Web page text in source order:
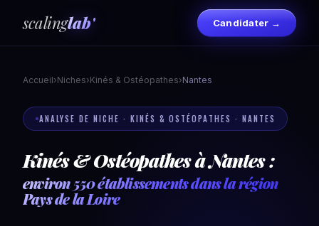
scalinglab' Candidater →
Accueil›Niches›Kinés & Ostéopathes›Nantes
ANALYSE DE NICHE · KINÉS & OSTÉOPATHES · NANTES
Kinés & Ostéopathes à Nantes :
environ 550 établissements dans la région
Pays de la Loire